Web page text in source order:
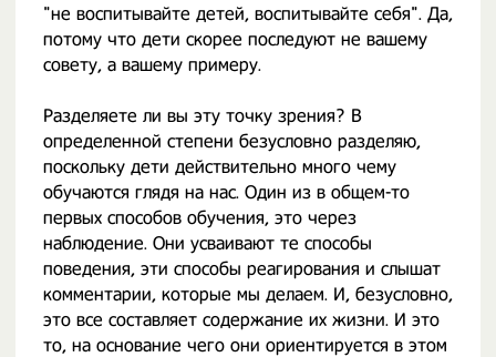
"не воспитывайте детей, воспитывайте себя". Да,
потому что дети скорее последуют не вашему
совету, а вашему примеру.
Разделяете ли вы эту точку зрения? В
определенной степени безусловно разделяю,
поскольку дети действительно много чему
обучаются глядя на нас. Один из в общем-то
первых способов обучения, это через
наблюдение. Они усваивают те способы
поведения, эти способы реагирования и слышат
комментарии, которые мы делаем. И, безусловно,
это все составляет содержание их жизни. И это
то, на основание чего они ориентируется в этом